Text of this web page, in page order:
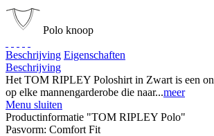
Polo knoop
Beschrijving Eigenschaften
Beschrijving
Het TOM RIPLEY Poloshirt in Zwart is een
op elke mannengarderobe die naar...meer
Menu sluiten
Productinformatie "TOM RIPLEY Polo"
Pasvorm: Comfort Fit